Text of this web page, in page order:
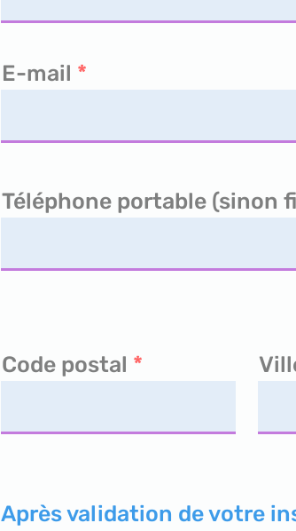
E-mail
Téléphone portable (sinon
Code postal
Après validation de votre